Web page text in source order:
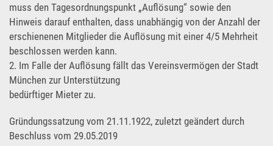
muss den Tagesordnungspunkt „Auflösung“ sowie den
Hinweis darauf enthalten, dass unabhängig von der Anzahl der
erschienenen Mitglieder die Auflösung mit einer 4/5 Mehrheit
beschlossen werden kann.
2. Im Falle der Auflösung fällt das Vereinsvermögen der Stadt
München zur Unterstützung
bedürftiger Mieter zu.
Gründungssatzung vom 21.11.1922, zuletzt geändert durch
Beschluss vom 29.05.2019